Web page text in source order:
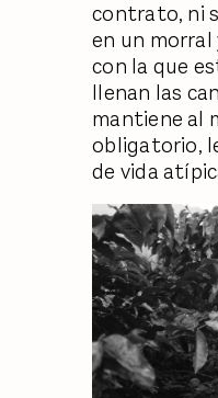
contrato, ni
en un morral
con la que
llenan las
mantiene al
obligatorio,
de vida